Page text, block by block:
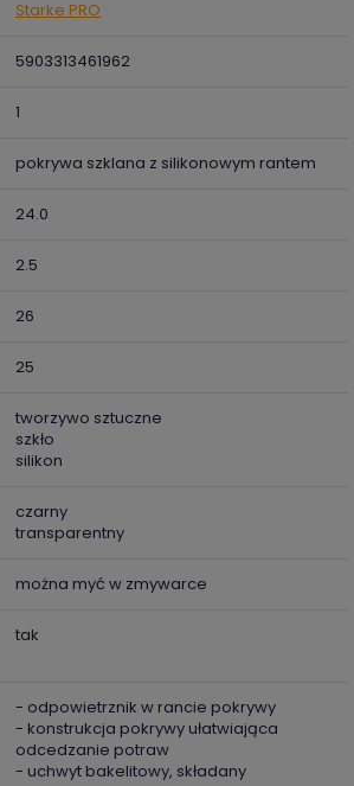
Starke PRO
5903313461962
1
pokrywa szklana z silikonowym rantem
24.0
2.5
26
25
tworzywo sztuczne
szkło
silikon
czarny
transparentny
można myć w zmywarce
tak
- odpowietrznik w rancie pokrywy
- konstrukcja pokrywy ułatwiająca
odcedzanie potraw
- uchwyt bakelitowy, składany